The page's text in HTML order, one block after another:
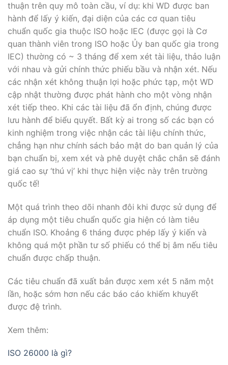
thuận trên quy mô toàn cầu, ví dụ: khi WD được ban
hành để lấy ý kiến, đại diện của các cơ quan tiêu
chuẩn quốc gia thuộc ISO hoặc IEC (được gọi là Cơ
quan thành viên trong ISO hoặc Ủy ban quốc gia trong
IEC) thường có ~ 3 tháng để xem xét tài liệu, thảo luận
với nhau và gửi chính thức phiếu bầu và nhận xét. Nếu
các nhận xét không thuận lợi hoặc phức tạp, một WD
cập nhật thường được phát hành cho một vòng nhận
xét tiếp theo. Khi các tài liệu đã ổn định, chúng được
lưu hành để biểu quyết. Bất kỳ ai trong số các bạn có
kinh nghiệm trong việc nhận các tài liệu chính thức,
chẳng hạn như chính sách bảo mật do ban quản lý của
bạn chuẩn bị, xem xét và phê duyệt chắc chắn sẽ đánh
giá cao sự ‘thú vị’ khi thực hiện việc này trên trường
quốc tế!
Một quá trình theo dõi nhanh đôi khi được sử dụng để
áp dụng một tiêu chuẩn quốc gia hiện có làm tiêu
chuẩn ISO. Khoảng 6 tháng được phép lấy ý kiến ​​và
không quá một phần tư số phiếu có thể bị âm nếu tiêu
chuẩn được chấp thuận.
Các tiêu chuẩn đã xuất bản được xem xét 5 năm một
lần, hoặc sớm hơn nếu các báo cáo khiếm khuyết
được đệ trình.
Xem thêm:
ISO 26000 là gì?